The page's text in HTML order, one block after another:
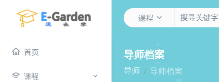
课程
首页
课程
导师档案
导师 导师档案